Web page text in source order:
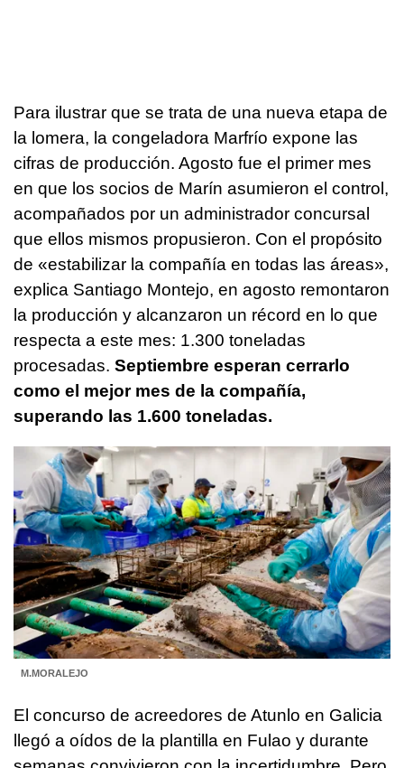
Para ilustrar que se trata de una nueva etapa de
la lomera, la congeladora Marfrío expone las
cifras de producción. Agosto fue el primer mes
en que los socios de Marín asumieron el control,
acompañados por un administrador concursal
que ellos mismos propusieron. Con el propósito
de «estabilizar la compañía en todas las áreas»,
explica Santiago Montejo, en agosto remontaron
la producción y alcanzaron un récord en lo que
respecta a este mes: 1.300 toneladas
procesadas. Septiembre esperan cerrarlo
como el mejor mes de la compañía,
superando las 1.600 toneladas.
M.MORALEJO
El concurso de acreedores de Atunlo en Galicia
llegó a oídos de la plantilla en Fulao y durante